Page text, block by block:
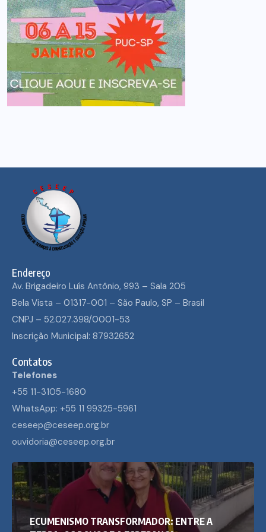
Endereço
Av. Brigadeiro Luís Antônio, 993 – Sala 205
Bela Vista – 01317-001 – São Paulo, SP – Brasil
CNPJ – 52.027.398/0001-53
Inscrição Municipal: 87932652
Contatos
Telefones
+55 11-3105-1680
WhatsApp: +55 11 99325-5961
ceseep@ceseep.org.br
ouvidoria@ceseep.org.br
ECUMENISMO TRANSFORMADOR: ENTRE A